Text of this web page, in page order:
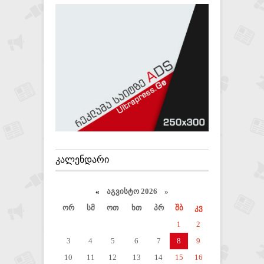
ᲙᲐᲚᲔᲜᲓᲐᲠᲘ
« აგვისტო 2026 »
ორ
სმ ოთ ხთ პრ შბ
კვ
1
2
3
4 5 6 7 8
9
10
11 12 13 14 15
16